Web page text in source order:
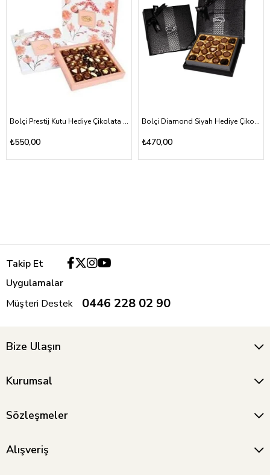
Bolçi Prestij Kutu Hediye Çikolata 350gr
₺550,00
Bolçi Diamond Siyah Hediye Çikolata 250gr
₺470,00
Takip Et
Uygulamalar
Müşteri Destek
0446 228 02 90
Bize Ulaşın
Kurumsal
Sözleşmeler
Alışveriş